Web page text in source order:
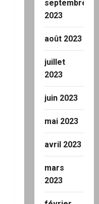
septembre
2023
août 2023
juillet
2023
juin 2023
mai 2023
avril 2023
mars
2023